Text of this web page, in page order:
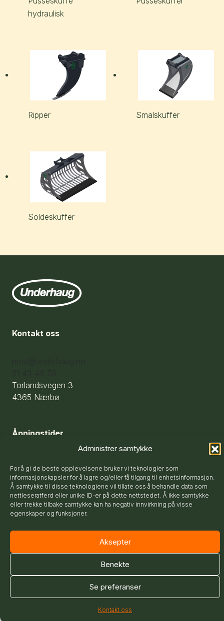
Administrer samtykke
For å gi de beste opplevelsene bruker vi teknologier som
informasjonskapsler for å lagre og/eller få tilgang til enhetsinformasjon.
Å samtykke til disse teknologiene vil tillate oss å behandle data som
nettleseratferd eller unike ID-er på dette nettstedet. Å ikke samtykke
eller trekke tilbake samtykke kan ha negativ innvirkning på visse
egenskaper og funksjoner.
Aksepter
Benekte
Se preferanser
Kontakt oss
hydraulisk
Ripper Smalskuffer
Soldeskuffer
Kontakt oss
Torlandsvegen 3
4365 Nærbø
Åpningstider
Følg oss
Facebook
©2026 Underhaug AS - Alle rettigheter reservert